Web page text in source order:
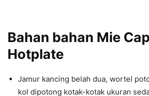
Bahan bahan Mie
Hotplate
Jamur kancing belah dua, wortel
kol dipotong kotak-kotak ukuran